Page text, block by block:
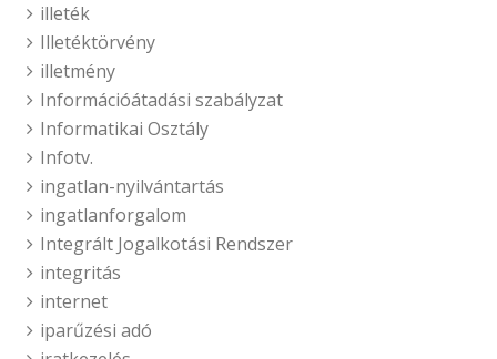
illeték
Illetéktörvény
illetmény
Információátadási szabályzat
Informatikai Osztály
Infotv.
ingatlan-nyilvántartás
ingatlanforgalom
Integrált Jogalkotási Rendszer
integritás
internet
iparűzési adó